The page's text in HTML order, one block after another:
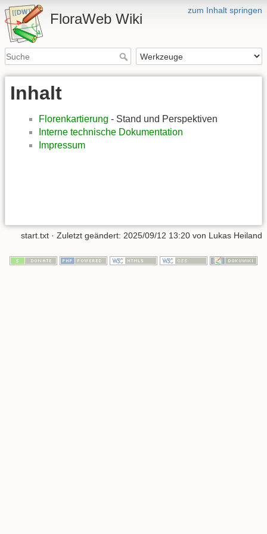
zum Inhalt springen
FloraWeb Wiki
Inhalt
Florenkartierung - Stand und Perspektiven
Interne technische Dokumentation
Impressum
start.txt · Zuletzt geändert: 2025/09/12 13:20 von Lukas Heiland